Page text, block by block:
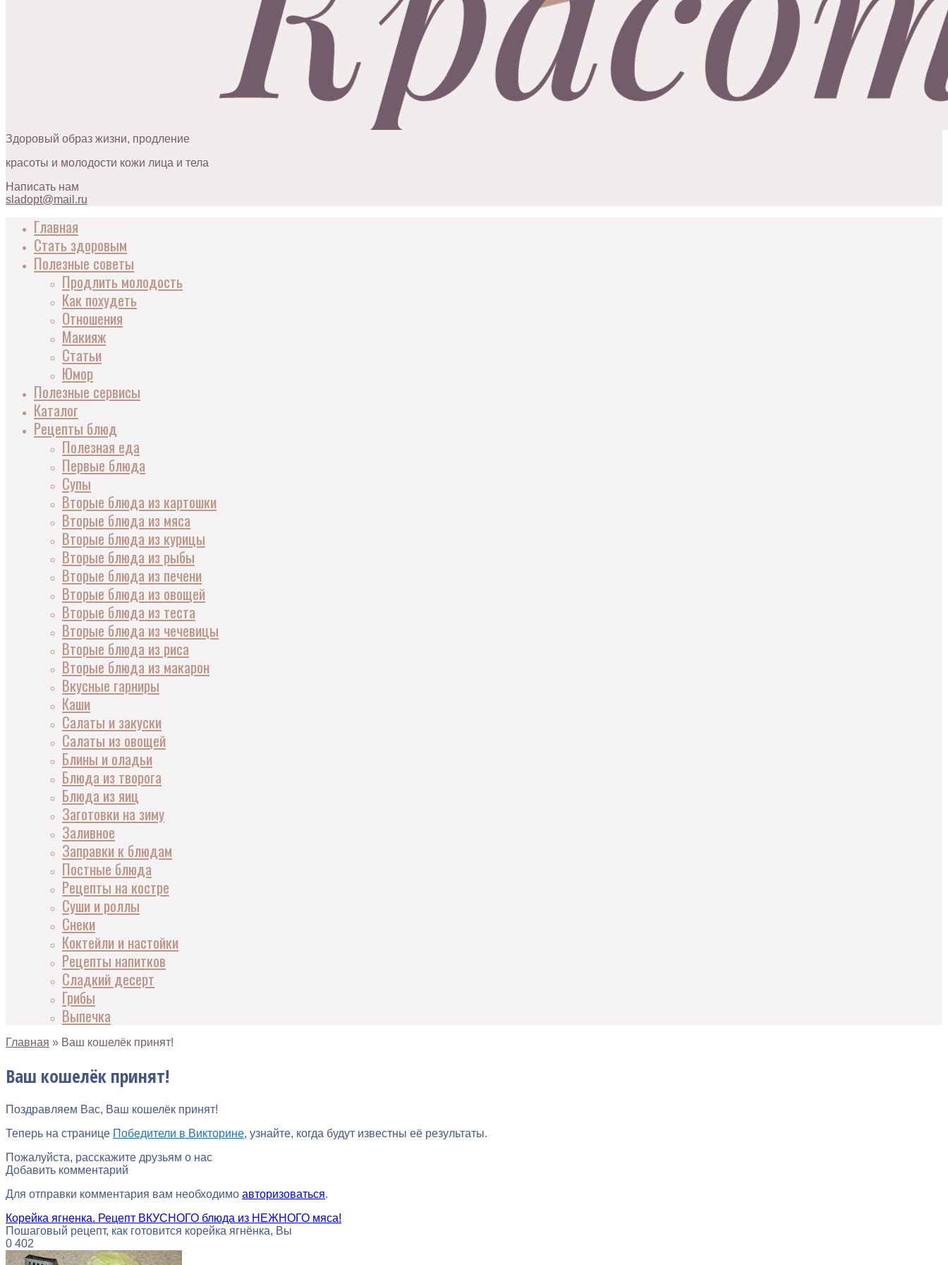
Здоровый образ жизни, продление
красоты и молодости кожи лица и тела
Написать нам
sladopt@mail.ru
Главная
Стать здоровым
Полезные советы
Продлить молодость
Как похудеть
Отношения
Макияж
Статьи
Юмор
Полезные сервисы
Каталог
Рецепты блюд
Полезная еда
Первые блюда
Супы
Вторые блюда из картошки
Вторые блюда из мяса
Вторые блюда из курицы
Вторые блюда из рыбы
Вторые блюда из печени
Вторые блюда из овощей
Вторые блюда из теста
Вторые блюда из чечевицы
Вторые блюда из риса
Вторые блюда из макарон
Вкусные гарниры
Каши
Салаты и закуски
Салаты из овощей
Блины и оладьи
Блюда из творога
Блюда из яиц
Заготовки на зиму
Заливное
Заправки к блюдам
Постные блюда
Рецепты на костре
Суши и роллы
Снеки
Коктейли и настойки
Рецепты напитков
Сладкий десерт
Грибы
Выпечка
Главная » Ваш кошелёк принят!
Ваш кошелёк принят!
Поздравляем Вас, Ваш кошелёк принят!
Теперь на странице Победители в Викторине, узнайте, когда будут известны её результаты.
Пожалуйста, расскажите друзьям о нас
Добавить комментарий
Для отправки комментария вам необходимо авторизоваться.
Корейка ягненка. Рецепт ВКУСНОГО блюда из НЕЖНОГО мяса!
Пошаговый рецепт, как готовится корейка ягнёнка, Вы
0 402